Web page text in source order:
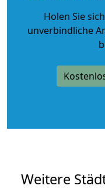
Holen Sie
unverbindliche
Weitere